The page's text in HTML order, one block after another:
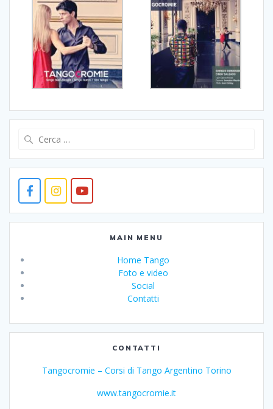
MAIN MENU
Home Tango
Foto e video
Social
Contatti
CONTATTI
Tangocromie – Corsi di Tango Argentino Torino
www.tangocromie.it